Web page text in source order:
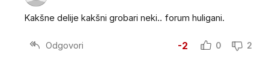
Kakšne delije kakšni grobari neki.. forum huligani.
Odgovori -2 0 2